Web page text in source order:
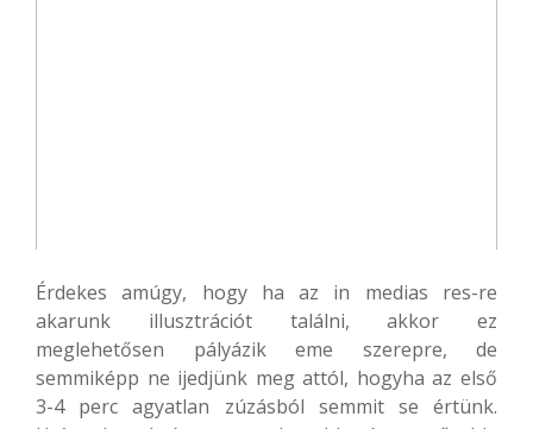
Érdekes amúgy, hogy ha az in medias res-re
akarunk illusztrációt találni, akkor ez
meglehetősen pályázik eme szerepre, de
semmiképp ne ijedjünk meg attól, hogyha az első
3-4 perc agyatlan zúzásból semmit se értünk.